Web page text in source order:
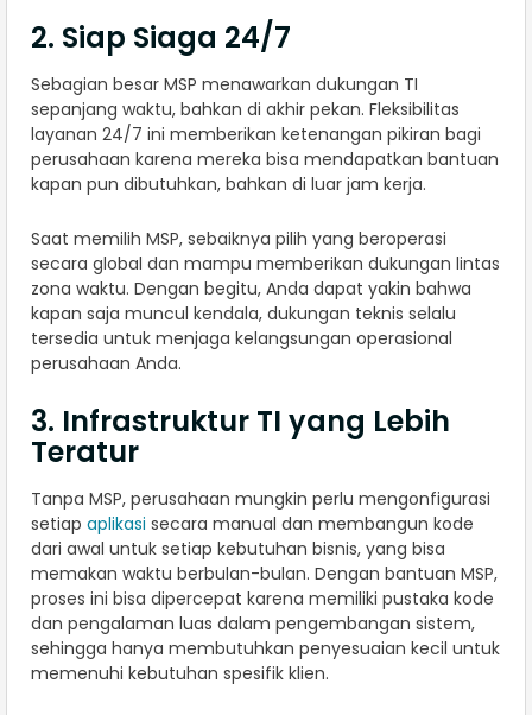
2. Siap Siaga 24/7
Sebagian besar MSP menawarkan dukungan TI
sepanjang waktu, bahkan di akhir pekan. Fleksibilitas
layanan 24/7 ini memberikan ketenangan pikiran bagi
perusahaan karena mereka bisa mendapatkan bantuan
kapan pun dibutuhkan, bahkan di luar jam kerja.
Saat memilih MSP, sebaiknya pilih yang beroperasi
secara global dan mampu memberikan dukungan lintas
zona waktu. Dengan begitu, Anda dapat yakin bahwa
kapan saja muncul kendala, dukungan teknis selalu
tersedia untuk menjaga kelangsungan operasional
perusahaan Anda.
3. Infrastruktur TI yang Lebih
Teratur
Tanpa MSP, perusahaan mungkin perlu mengonfigurasi
setiap aplikasi secara manual dan membangun kode
dari awal untuk setiap kebutuhan bisnis, yang bisa
memakan waktu berbulan-bulan. Dengan bantuan MSP,
proses ini bisa dipercepat karena memiliki pustaka kode
dan pengalaman luas dalam pengembangan sistem,
sehingga hanya membutuhkan penyesuaian kecil untuk
memenuhi kebutuhan spesifik klien.